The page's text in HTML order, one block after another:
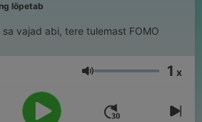
lõpetab
vajad abi, tere tulemast FOMO
Volume 1 x